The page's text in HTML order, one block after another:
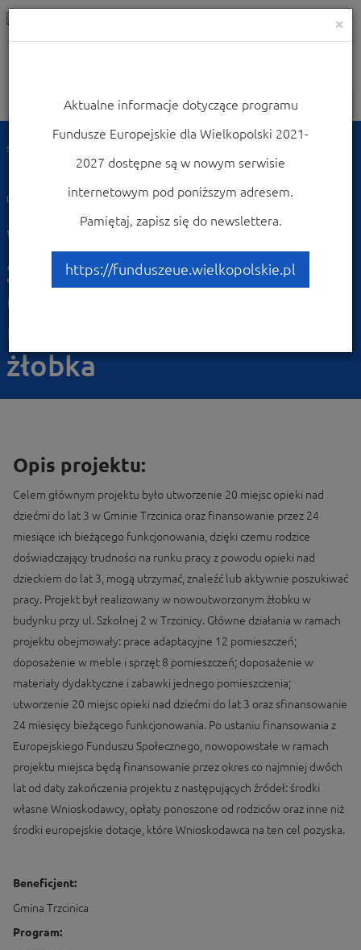
Nawigacja
Strona główna
Przykłady najciekawszych projektów
pierwszego żłobka
Wsparcie aktywności
zawodowej rodziców w
Gminie Trzcinica -
utworzenie pierwszego
żłobka
Opis projektu:
Celem głównym projektu było utworzenie 20 miejsc opieki nad
dziećmi do lat 3 w Gminie Trzcinica oraz finansowanie przez 24
miesiące ich bieżącego funkcjonowania, dzięki czemu rodzice
doświadczający trudności na runku pracy z powodu opieki nad
dzieckiem do lat 3, mogą utrzymać, znaleźć lub aktywnie poszukiwać
pracy. Projekt był realizowany w nowoutworzonym żłobku w
budynku przy ul. Szkolnej 2 w Trzcinicy. Główne działania w ramach
projektu obejmowały: prace adaptacyjne 12 pomieszczeń;
doposażenie w meble i sprzęt 8 pomieszczeń; doposażenie w
materiały dydaktyczne i zabawki jednego pomieszczenia;
utworzenie 20 miejsc opieki nad dziećmi do lat 3 oraz sfinansowanie
24 miesięcy bieżącego funkcjonowania. Po ustaniu finansowania z
Europejskiego Funduszu Społecznego, nowopowstałe w ramach
projektu miejsca będą finansowanie przez okres co najmniej dwóch
lat od daty zakończenia projektu z następujących źródeł: środki
własne Wnioskodawcy, opłaty ponoszone od rodziców oraz inne niż
środki europejskie dotacje, które Wnioskodawca na ten cel pozyska.
Beneficjent:
Gmina Trzcinica
Program:
×
Aktualne informacje dotyczące programu
Fundusze Europejskie dla Wielkopolski 2021-
2027 dostępne są w nowym serwisie
internetowym pod poniższym adresem.
Pamiętaj, zapisz się do newslettera.
https://funduszeue.wielkopolskie.pl